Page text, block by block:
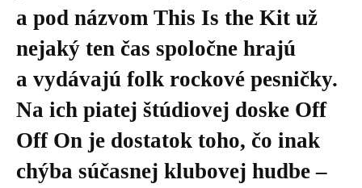
a pod názvom This Is the Kit už
nejaký ten čas spoločne hrajú
a vydávajú folk rockové pesničky.
Na ich piatej štúdiovej doske Off
Off On je dostatok toho, čo inak
chýba súčasnej klubovej hudbe –